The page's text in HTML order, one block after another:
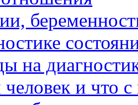
на
и что